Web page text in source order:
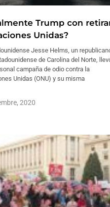
Trump con
Unidas?
Jesse Helms, un
de Carolina del Norte,
campaña de odio contra la
Unidas (ONU) y su misma
2020